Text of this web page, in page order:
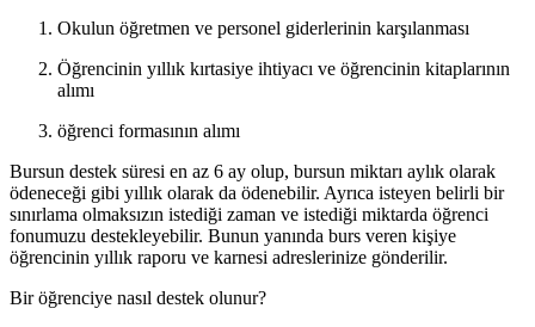
Okulun öğretmen ve personel giderlerinin karşılanması
Öğrencinin yıllık kırtasiye ihtiyacı ve öğrencinin kitaplarının
alımı
öğrenci formasının alımı
Bursun destek süresi en az 6 ay olup, bursun miktarı aylık olarak
ödeneceği gibi yıllık olarak da ödenebilir. Ayrıca isteyen belirli bir
sınırlama olmaksızın istediği zaman ve istediği miktarda öğrenci
fonumuzu destekleyebilir. Bunun yanında burs veren kişiye
öğrencinin yıllık raporu ve karnesi adreslerinize gönderilir.
Bir öğrenciye nasıl destek olunur?